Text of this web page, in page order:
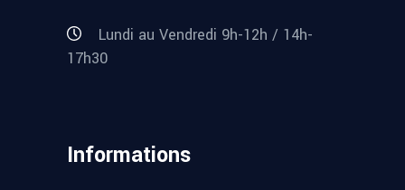
Lundi au Vendredi 9h-12h / 14h-
17h30
Informations